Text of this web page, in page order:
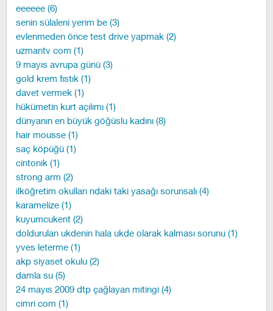
eeeeee (6)
senin sülaleni yerim be (3)
evlenmeden önce test drive yapmak (2)
uzmantv com (1)
9 mayıs avrupa günü (3)
gold krem fıstık (1)
davet vermek (1)
hükümetin kurt açılımı (1)
dünyanın en büyük göğüslu kadını (8)
hair mousse (1)
saç köpüğü (1)
cintonik (1)
strong arm (2)
ilköğretim okulları ndaki taki yasağı sorunsalı (4)
karamelize (1)
kuyumcukent (2)
doldurulan ukdenin hala ukde olarak kalması sorunu (1)
yves leterme (1)
akp siyaset okulu (2)
damla su (5)
24 mayıs 2009 dtp çağlayan mitingi (4)
cimri com (1)